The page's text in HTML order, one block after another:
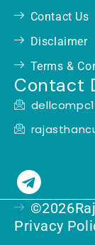
Contact Us
Disclaimer
Terms &
Contact
T
e
l
Privacy